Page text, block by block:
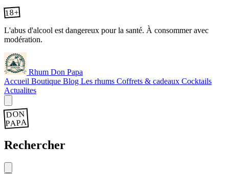
18+
L'abus d'alcool est dangereux pour la santé. À consommer avec
modération.
Rhum Don Papa
Accueil Boutique Blog Les rhums Coffrets & cadeaux Cocktails
Actualites
DON
PAPA
Rechercher